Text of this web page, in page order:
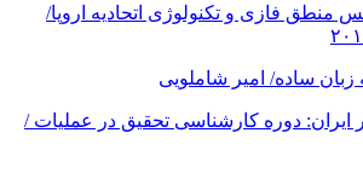
منطق فازی و تکنولوژی اتحادیه اروپا/
زبان ساده/ امیر شاملویی
ایران: دوره کارشناسی تحقیق در عملیات /